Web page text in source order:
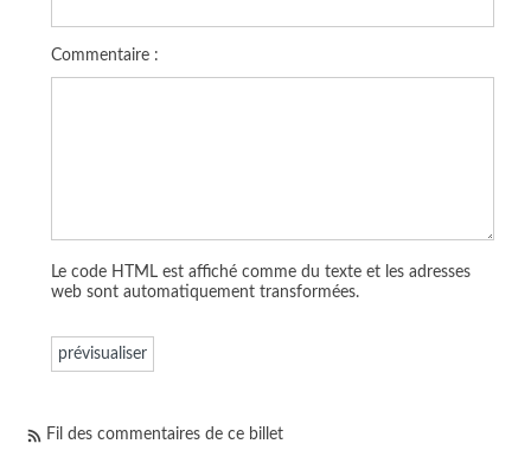
Commentaire :
Le code HTML est affiché comme du texte et les adresses
web sont automatiquement transformées.
Fil des commentaires de ce billet